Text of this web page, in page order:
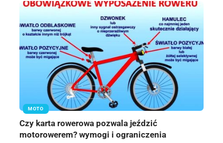
MOTO
Czy karta rowerowa pozwala jeździć
motorowerem? wymogi i ograniczenia